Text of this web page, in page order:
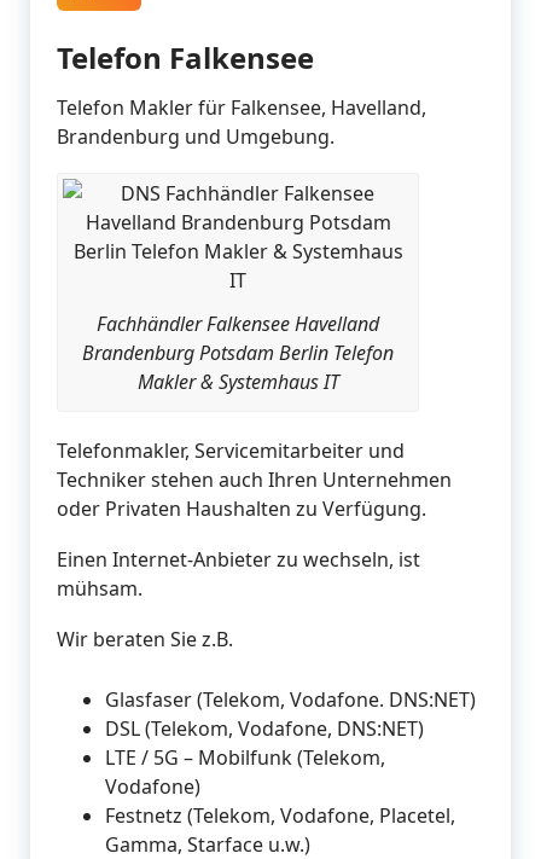
Telefon Falkensee
Telefon Makler für Falkensee, Havelland,
Brandenburg und Umgebung.
Fachhändler Falkensee Havelland
Brandenburg Potsdam Berlin Telefon
Makler & Systemhaus IT
Telefonmakler, Servicemitarbeiter und
Techniker stehen auch Ihren Unternehmen
oder Privaten Haushalten zu Verfügung.
Einen Internet-Anbieter zu wechseln, ist
mühsam.
Wir beraten Sie z.B.
Glasfaser (Telekom, Vodafone. DNS:NET)
DSL (Telekom, Vodafone, DNS:NET)
LTE / 5G – Mobilfunk (Telekom,
Vodafone)
Festnetz (Telekom, Vodafone, Placetel,
Gamma, Starface u.w.)